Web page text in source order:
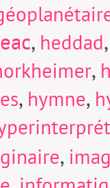
, heddad
,
, hymne,
,